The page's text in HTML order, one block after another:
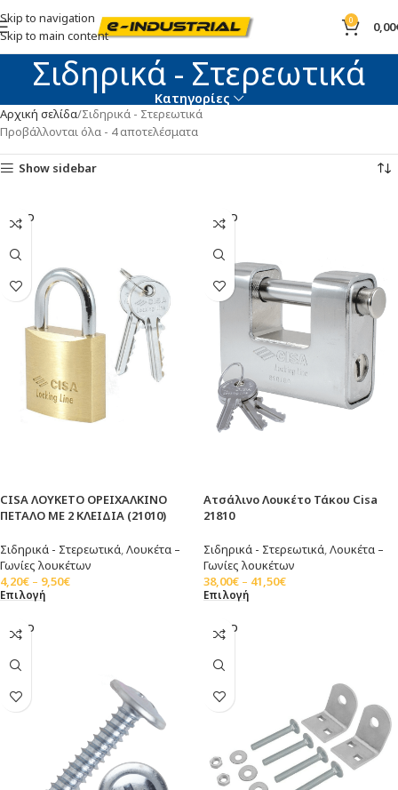
Skip to navigation
Skip to main content
0 0,00
Σιδηρικά - Στερεωτικά
Κατηγορίες
Αρχική σελίδα Σιδηρικά - Στερεωτικά
Προβάλλονται όλα - 4 αποτελέσματα
Show sidebar
SOLD
OUT
CISA ΛΟΥΚΕΤΟ ΟΡΕΙΧΑΛΚΙΝΟ
ΠΕΤΑΛΟ ΜΕ 2 ΚΛΕΙΔΙΑ (21010)
Σιδηρικά - Στερεωτικά Λουκέτα –
Γωνίες λουκέτων
4,20€ – 9,50€
Επιλογή
SOLD
OUT
Ατσάλινο Λουκέτο Τάκου Cisa
21810
Σιδηρικά - Στερεωτικά Λουκέτα –
Γωνίες λουκέτων
38,00€ – 41,50€
Επιλογή
SOLD
OUT
SOLD
OUT